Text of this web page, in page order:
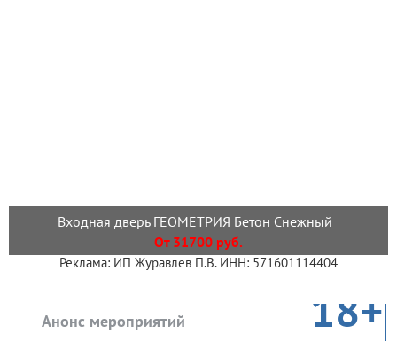
Входная дверь ГЕОМЕТРИЯ Бетон Снежный
От 31700 руб.
Реклама: ИП Журавлев П.В. ИНН: 571601114404
Анонс мероприятий 18+